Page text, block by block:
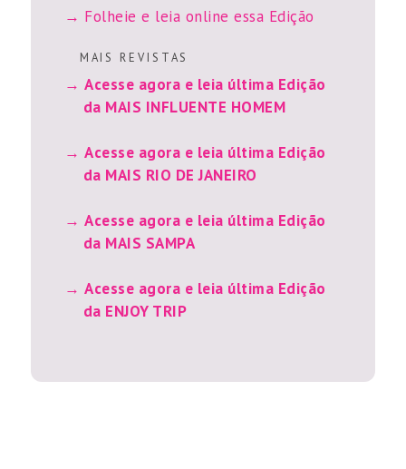
Folheie e leia online essa Edição
M A I S R E V I S T A S
Acesse agora e leia última Edição
da MAIS INFLUENTE HOMEM
Acesse agora e leia última Edição
da MAIS RIO DE JANEIRO
Acesse agora e leia última Edição
da MAIS SAMPA
Acesse agora e leia última Edição
da ENJOY TRIP